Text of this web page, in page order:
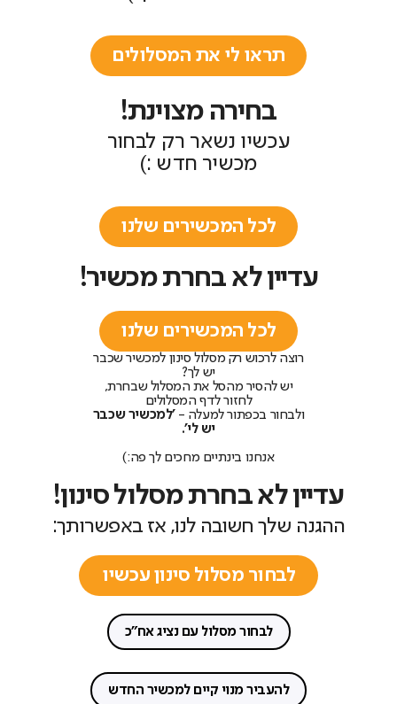
תראו לי את המסלולים
בחירה מצוינת!
עכשיו נשאר רק לבחור
מכשיר חדש :)
לכל המכשירים שלנו
עדיין לא בחרת מכשיר!
לכל המכשירים שלנו
רוצה לרכוש רק מסלול סינון למכשיר שכבר
יש לך?
יש להסיר מהסל את המסלול שבחרת,
לחזור לדף המסלולים
ולבחור בכפתור למעלה - 'למכשיר שכבר
יש לי'.
אנחנו בינתיים מחכים לך פה:)
עדיין לא בחרת מסלול סינון!
ההגנה שלך חשובה לנו, אז באפשרותך:
לבחור מסלול סינון עכשיו
לבחור מסלול עם נציג אח"כ
להעביר מנוי קיים למכשיר החדש